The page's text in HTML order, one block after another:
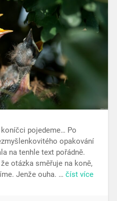
pojedeme… Po
opakování
na tenhle text pořádně.
otázka směřuje na koně,
Jenže ouha. … číst více